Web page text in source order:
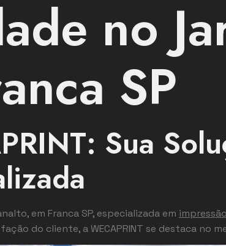
no
SP
Sua
em Franca SP, especializada em
do cliente, a WECAPRINT se destaca no